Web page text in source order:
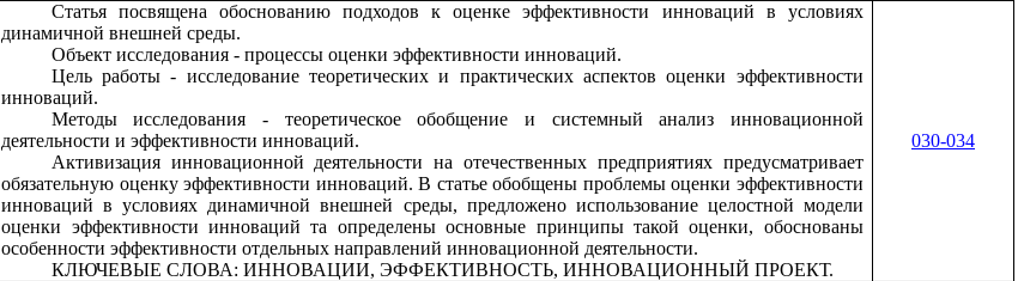
Статья посвящена обоснованию подходов к оценке эффективности инноваций в условиях
динамичной внешней среды.
Объект исследования - процессы оценки эффективности инноваций.
Цель работы - исследование теоретических и практических аспектов оценки эффективности
инноваций.
Методы исследования - теоретическое обобщение и системный анализ инновационной
деятельности и эффективности инноваций.
Активизация инновационной деятельности на отечественных предприятиях предусматривает
обязательную оценку эффективности инноваций. В статье обобщены проблемы оценки эффективности
инноваций в условиях динамичной внешней среды, предложено использование целостной модели
оценки эффективности инноваций та определены основные принципы такой оценки, обоснованы
особенности эффективности отдельных направлений инновационной деятельности.
КЛЮЧЕВЫЕ СЛОВА: ИННОВАЦИИ, ЭФФЕКТИВНОСТЬ, ИННОВАЦИОННЫЙ ПРОЕКТ.
030-034